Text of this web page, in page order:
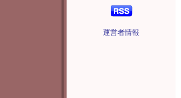
運営者情報